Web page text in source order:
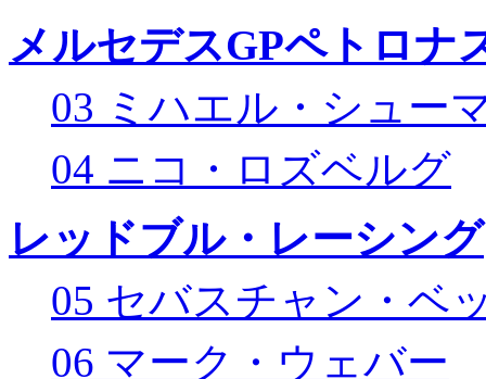
メルセデスGPペトロナ
03 ミハエル・シュー
04 ニコ・ロズベルグ
レッドブル・レーシング
05 セバスチャン・ベ
06 マーク・ウェバー